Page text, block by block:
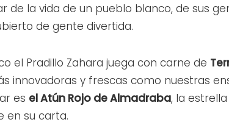
de la vida de un pueblo blanco, de sus
de gente divertida.
el Pradillo Zahara juega con carne de
innovadoras y frescas como nuestras
es el Atún Rojo de Almadraba, la
en su carta.